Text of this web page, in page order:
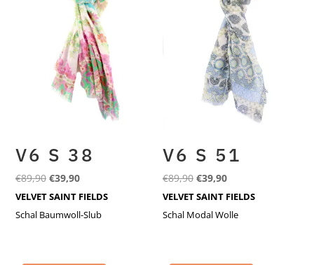
V6 S 38
€89,90 Ursprünglicher
Preis
war:
€39,90Aktueller
Preis
ist:
VELVET SAINT FIELDS
Schal Baumwoll-Slub
V6 S 51
€89,90 Ursprünglicher
Preis
war:
€39,90Aktueller
Preis
ist:
VELVET SAINT FIELDS
Schal Modal Wolle